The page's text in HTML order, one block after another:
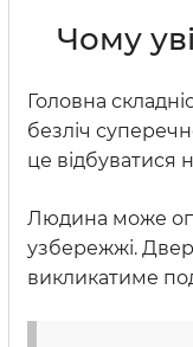
Чому
Головна
безліч
це відбуватися
Людина може
узбережжі.
викликатиме